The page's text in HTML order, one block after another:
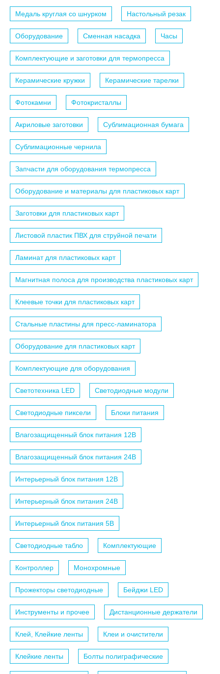
Медаль круглая со шнурком Настольный резак
Оборудование Сменная насадка Часы
Комплектующие и заготовки для термопресса
Керамические кружки Керамические тарелки
Фотокамни Фотокристаллы
Акриловые заготовки Сублимационная бумага
Сублимационные чернила
Запчасти для оборудования термопресса
Оборудование и материалы для пластиковых карт
Заготовки для пластиковых карт
Листовой пластик ПВХ для струйной печати
Ламинат для пластиковых карт
Магнитная полоса для производства пластиковых карт
Клеевые точки для пластиковых карт
Стальные пластины для пресс-ламинатора
Оборудование для пластиковых карт
Комплектующие для оборудования
Светотехника LED Светодиодные модули
Светодиодные пиксели Блоки питания
Влагозащищенный блок питания 12B
Влагозащищенный блок питания 24B
Интерьерный блок питания 12B
Интерьерный блок питания 24B
Интерьерный блок питания 5B
Светодиодные табло Комплектующие
Контроллер Монохромные
Прожекторы светодиодные Бейджи LED
Инструменты и прочее Дистанционные держатели
Клей, Клейкие ленты Клеи и очистители
Клейкие ленты Болты полиграфические